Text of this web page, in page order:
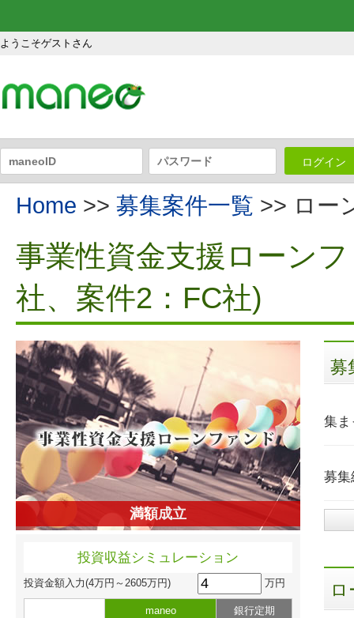
ようこそゲストさん
ログイン
Home >> 募集案件一覧 >> ロー
事業性資金支援ローン
社、案件2：FC社)
満額成立
投資収益シミュレーション
投資金額入力(4万円～2605万円) 万円
maneo
銀行定期
募
集ま
募集